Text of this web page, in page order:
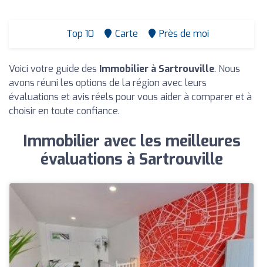
Top 10 Carte Près de moi
Voici votre guide des Immobilier à Sartrouville. Nous
avons réuni les options de la région avec leurs
évaluations et avis réels pour vous aider à comparer et à
choisir en toute confiance.
Immobilier avec les meilleures
évaluations à Sartrouville